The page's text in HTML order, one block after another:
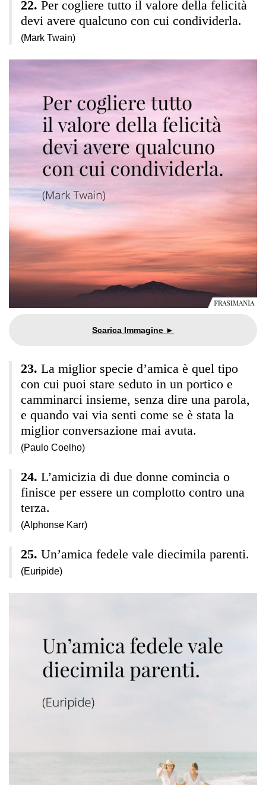
Per cogliere tutto il valore della felicità
devi avere qualcuno con cui condividerla.
(Mark Twain)
La miglior specie d’amica è quel tipo
con cui puoi stare seduto in un portico e
camminarci insieme, senza dire una parola,
e quando vai via senti come se è stata la
miglior conversazione mai avuta.
(Paulo Coelho)
L’amicizia di due donne comincia o
finisce per essere un complotto contro una
terza.
(Alphonse Karr)
Un’amica fedele vale diecimila parenti.
(Euripide)